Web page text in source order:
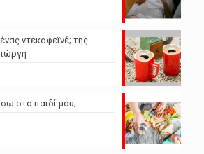
ντεκαφεϊνέ; της
στο παιδί μου;